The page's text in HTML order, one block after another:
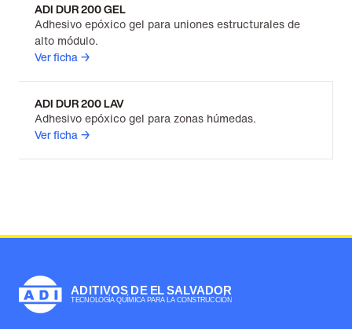
ADI DUR 200 GEL
Adhesivo epóxico gel para uniones estructurales de
alto módulo.
Ver ficha →
ADI DUR 200 LAV
Adhesivo epóxico gel para zonas húmedas.
Ver ficha →